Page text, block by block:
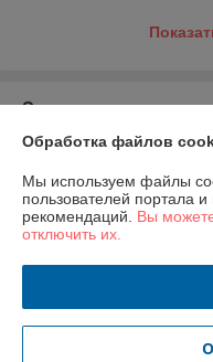
О нас
Доставка и оплата
График работы
Полная версия сайта
Обработка файлов
Мы используем файлы
пользователей портала
рекомендаций. Вы
отключить их.